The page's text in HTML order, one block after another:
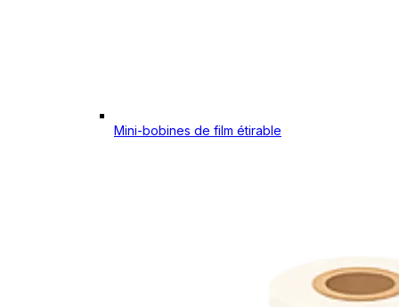
Mini-bobines de film étirable